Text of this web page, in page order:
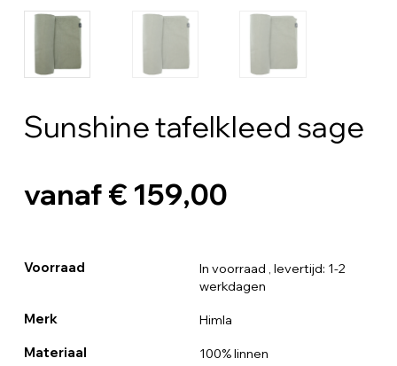
Sunshine tafelkleed sage
vanaf € 159,00
Voorraad In voorraad , levertijd: 1-2
werkdagen
Merk Himla
Materiaal 100% linnen